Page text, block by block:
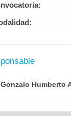
Gonzalo Humberto